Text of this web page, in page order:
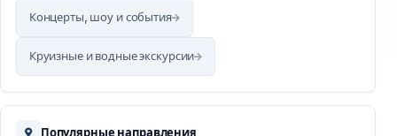
Концерты, шоу и события
Круизные и водные экскурсии
Популярные направления